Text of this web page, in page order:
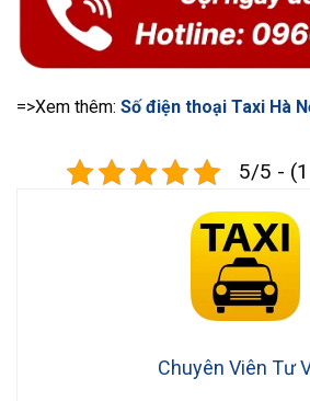
=>Xem thêm: Số điện thoại Taxi Hà
5/5 -
Chuyên Viên Tư